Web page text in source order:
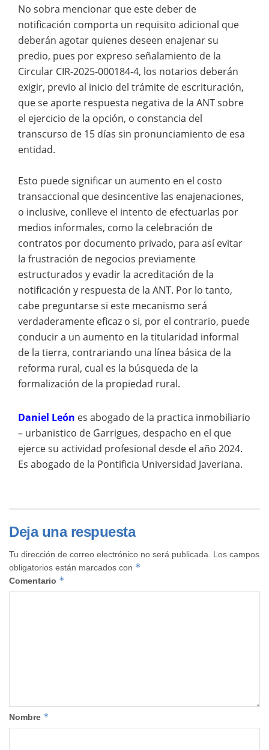
No sobra mencionar que este deber de
notificación comporta un requisito adicional que
deberán agotar quienes deseen enajenar su
predio, pues por expreso señalamiento de la
Circular CIR-2025-000184-4, los notarios deberán
exigir, previo al inicio del trámite de escrituración,
que se aporte respuesta negativa de la ANT sobre
el ejercicio de la opción, o constancia del
transcurso de 15 días sin pronunciamiento de esa
entidad.
Esto puede significar un aumento en el costo
transaccional que desincentive las enajenaciones,
o inclusive, conlleve el intento de efectuarlas por
medios informales, como la celebración de
contratos por documento privado, para así evitar
la frustración de negocios previamente
estructurados y evadir la acreditación de la
notificación y respuesta de la ANT. Por lo tanto,
cabe preguntarse si este mecanismo será
verdaderamente eficaz o si, por el contrario, puede
conducir a un aumento en la titularidad informal
de la tierra, contrariando una línea básica de la
reforma rural, cual es la búsqueda de la
formalización de la propiedad rural.
Daniel León es abogado de la practica inmobiliario
– urbanistico de Garrigues, despacho en el que
ejerce su actividad profesional desde el año 2024.
Es abogado de la Pontificia Universidad Javeriana.
Deja una respuesta
Tu dirección de correo electrónico no será publicada.
Los campos
obligatorios están marcados con *
Comentario *
Nombre *